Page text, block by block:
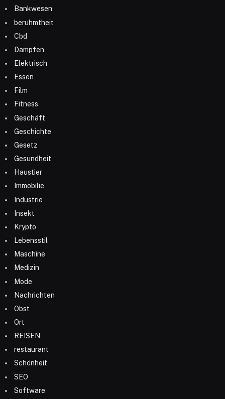
Bankwesen
beruhmtheit
Cbd
Dampfen
Elektrisch
Essen
Film
Fitness
Geschäft
Geschichte
Gesetz
Gesundheit
Haustier
Immobilie
Industrie
Insekt
Krypto
Lebensstil
Maschine
Medizin
Mode
Nachrichten
Obst
Ort
REISEN
restaurant
Schönheit
SEO
Software